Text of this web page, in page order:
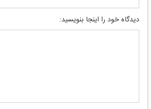
دیدگاه خود را اینجا بنویسید: